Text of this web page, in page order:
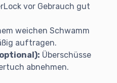
vor Gebrauch gut
weichen Schwamm
auftragen.
Überschüsse
abnehmen.